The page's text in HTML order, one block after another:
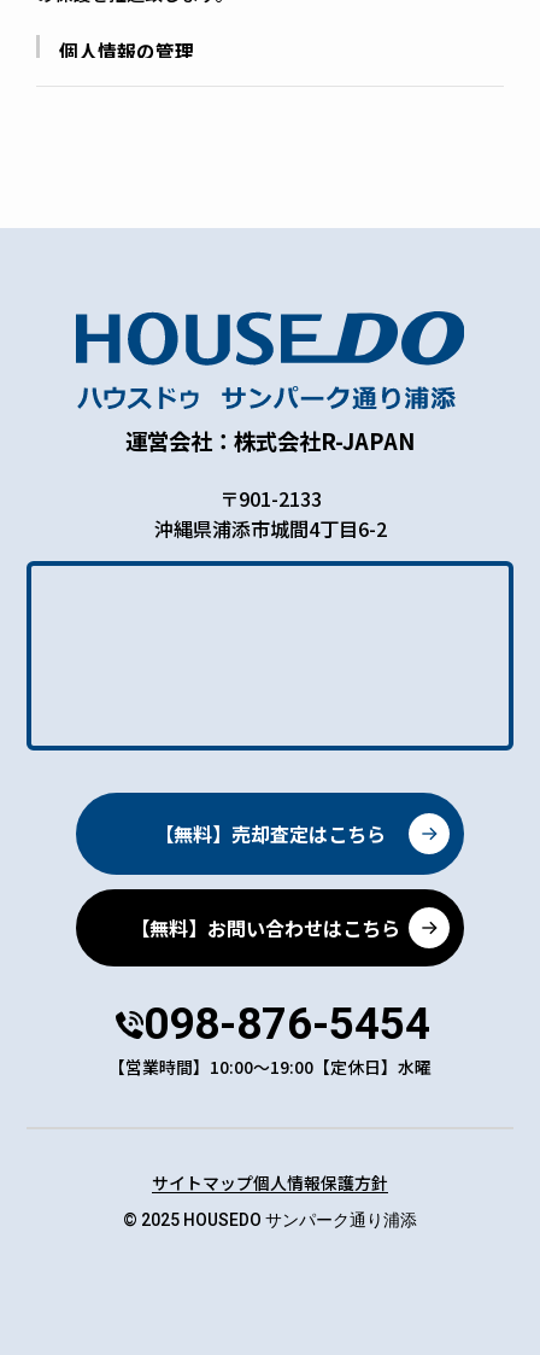
個人情報の管理
当社は、お客さまの個人情報を正確かつ最新の状態に
個人情報の利用目的
お客さまからお預かりした個人情報は、当社からのご
連絡や業務のご案内やご質問に対する回答として、電
子メールや資料のご送付に利用いたします。
当社は、お客さまよりお預かりした個人情報を適切に
個人情報の安全対策
セキュリティに万全の対策を講じています。
ご本人の照会
お客さまがご本人の個人情報の照会・修正・削除など
をご希望される場合には、ご本人であることを確認の
法令、規範の遵守と見直し
法令、その他規範を遵守するとともに、本ポリシーの
運営会社：株式会社R-JAPAN
〒901-2133
沖縄県浦添市城間4丁目6-2
【無料】売却査定はこちら
【無料】お問い合わせはこちら
098-876-5454
【営業時間】10:00～19:00【定休日】水曜
© 2025 HOUSEDO サンパーク通り浦添
サイトマップ個人情報保護方針